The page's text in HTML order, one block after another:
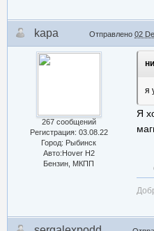
kapa Отправлено 02
267 сообщений
Регистрация: 03.08.22
Город: Рыбинск
Авто:Hover H2
Бензин, МКПП
я
Я